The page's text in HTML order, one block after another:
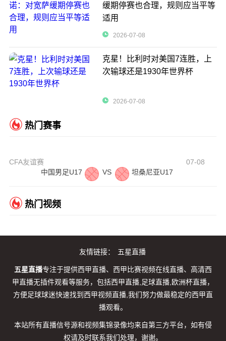
缓期停赛也合理，规则应当平等
适用
2026-07-08
克星！比利时对美国7连胜，上
次输球还是1930年世界杯
2026-07-08
热门赛事
CFA友谊赛
07-08
中国男足U17
VS 坦桑尼亚U17
热门视频
友情链接： 五星直播
五星直播专注于提供西甲直播、西甲比赛视频在线直播、高清西
甲直播无插件观看等服务，包括西甲直播,足球直播,欧洲杯直播，
方便足球球迷快速找到西甲视频直播,我们努力做最稳定的西甲直
播观看。
本站所有直播信号源和视频集锦录像均来自第三方平台，如有侵
权请及时联系我们处理，谢谢。